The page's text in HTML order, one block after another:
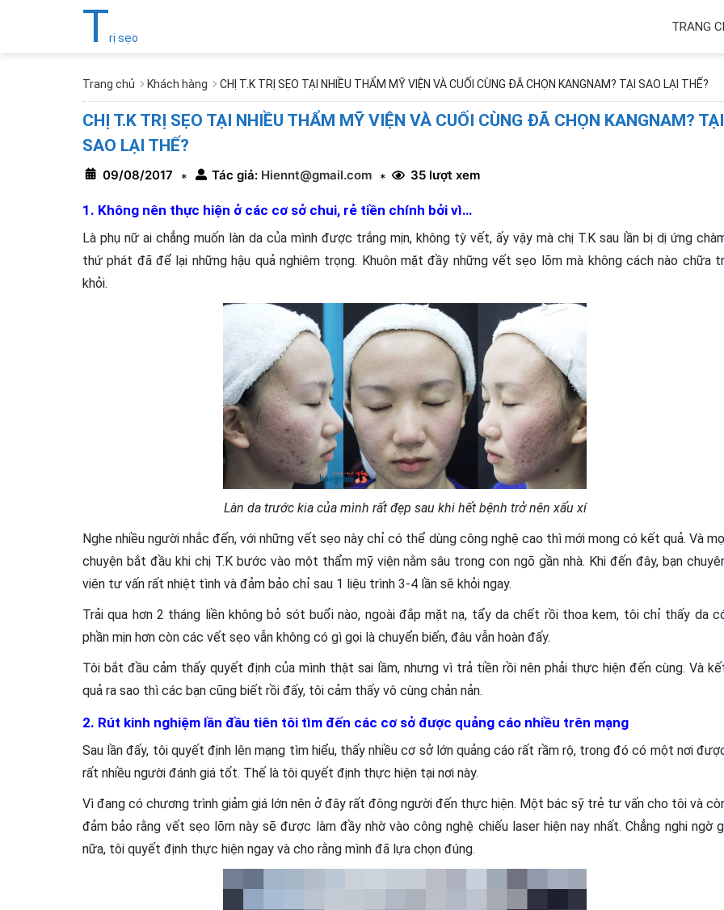
Trị sẹo
TRANG
Trang chủ Khách hàng CHỊ T.K TRỊ SẸO TẠI NHIỀU THẨM MỸ VIỆN VÀ CUỐI CÙNG ĐÃ CHỌN KANGNAM? TẠI SAO LẠI THẾ?
CHỊ T.K TRỊ SẸO TẠI NHIỀU THẨM MỸ VIỆN VÀ CUỐI CÙNG ĐÃ CHỌN KANGNAM? TẠI
SAO LẠI THẾ?
09/08/2017 * Tác giả: Hiennt@gmail.com * 35 lượt xem
1. Không nên thực hiện ở các cơ sở chui, rẻ tiền chính bởi vì…
Là phụ nữ ai chẳng muốn làn da của mình được trắng mịn, không tỳ vết, ấy vậy mà chị T.K sau lần bị dị ứng
thứ phát đã để lại những hậu quả nghiêm trọng. Khuôn mặt đầy những vết sẹo lõm mà không cách nào chữa
khỏi.
Làn da trước kia của mình rất đẹp sau khi hết bệnh trở nên xấu xí
Nghe nhiều người nhắc đến, với những vết sẹo này chỉ có thể dùng công nghệ cao thì mới mong có kết quả. Và
chuyện bắt đầu khi chị T.K bước vào một thẩm mỹ viện nằm sâu trong con ngõ gần nhà. Khi đến đây, bạn
viên tư vấn rất nhiệt tình và đảm bảo chỉ sau 1 liệu trình 3-4 lần sẽ khỏi ngay.
Trải qua hơn 2 tháng liền không bỏ sót buổi nào, ngoài đắp mặt nạ, tẩy da chết rồi thoa kem, tôi chỉ thấy da
phần mịn hơn còn các vết sẹo vẫn không có gì gọi là chuyển biến, đâu vẫn hoàn đấy.
Tôi bắt đầu cảm thấy quyết định của mình thật sai lầm, nhưng vì trả tiền rồi nên phải thực hiện đến cùng. Và
quả ra sao thì các bạn cũng biết rồi đấy, tôi cảm thấy vô cùng chản nản.
2. Rút kinh nghiệm lần đầu tiên tôi tìm đến các cơ sở được quảng cáo nhiều trên mạng
Sau lần đấy, tôi quyết định lên mạng tìm hiểu, thấy nhiều cơ sở lớn quảng cáo rất rầm rộ, trong đó có một nơi
rất nhiều người đánh giá tốt. Thế là tôi quyết định thực hiện tại nơi này.
Vì đang có chương trình giảm giá lớn nên ở đây rất đông người đến thực hiện. Một bác sỹ trẻ tư vấn cho tôi và
đảm bảo rằng vết sẹo lõm này sẽ được làm đầy nhờ vào công nghệ chiếu laser hiện nay nhất. Chẳng nghi ngờ
nữa, tôi quyết định thực hiện ngay và cho rằng mình đã lựa chọn đúng.